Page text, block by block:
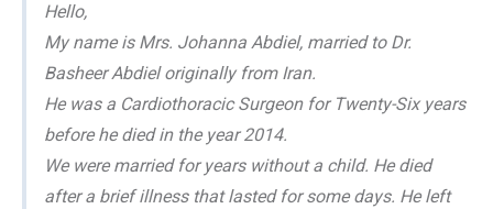
Hello,
My name is Mrs. Johanna Abdiel, married to Dr.
Basheer Abdiel originally from Iran.
He was a Cardiothoracic Surgeon for Twenty-Six years
before he died in the year 2014.
We were married for years without a child. He died
after a brief illness that lasted for some days. He left